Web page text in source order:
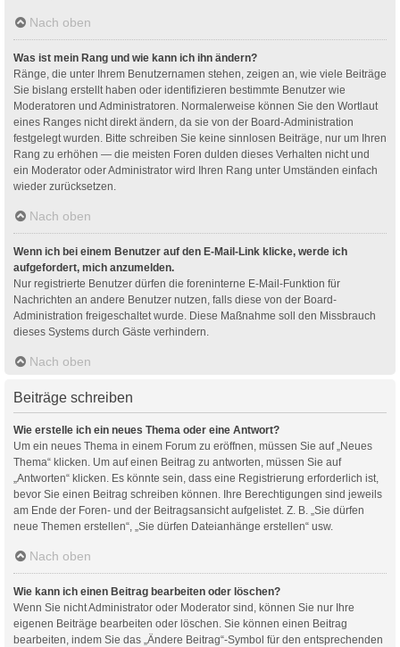
Nach oben
Was ist mein Rang und wie kann ich ihn ändern?
Ränge, die unter Ihrem Benutzernamen stehen, zeigen an, wie viele Beiträge
Sie bislang erstellt haben oder identifizieren bestimmte Benutzer wie
Moderatoren und Administratoren. Normalerweise können Sie den Wortlaut
eines Ranges nicht direkt ändern, da sie von der Board-Administration
festgelegt wurden. Bitte schreiben Sie keine sinnlosen Beiträge, nur um Ihren
Rang zu erhöhen — die meisten Foren dulden dieses Verhalten nicht und
ein Moderator oder Administrator wird Ihren Rang unter Umständen einfach
wieder zurücksetzen.
Nach oben
Wenn ich bei einem Benutzer auf den E-Mail-Link klicke, werde ich
aufgefordert, mich anzumelden.
Nur registrierte Benutzer dürfen die foreninterne E-Mail-Funktion für
Nachrichten an andere Benutzer nutzen, falls diese von der Board-
Administration freigeschaltet wurde. Diese Maßnahme soll den Missbrauch
dieses Systems durch Gäste verhindern.
Nach oben
Beiträge schreiben
Wie erstelle ich ein neues Thema oder eine Antwort?
Um ein neues Thema in einem Forum zu eröffnen, müssen Sie auf „Neues
Thema“ klicken. Um auf einen Beitrag zu antworten, müssen Sie auf
„Antworten“ klicken. Es könnte sein, dass eine Registrierung erforderlich ist,
bevor Sie einen Beitrag schreiben können. Ihre Berechtigungen sind jeweils
am Ende der Foren- und der Beitragsansicht aufgelistet. Z. B. „Sie dürfen
neue Themen erstellen“, „Sie dürfen Dateianhänge erstellen“ usw.
Nach oben
Wie kann ich einen Beitrag bearbeiten oder löschen?
Wenn Sie nicht Administrator oder Moderator sind, können Sie nur Ihre
eigenen Beiträge bearbeiten oder löschen. Sie können einen Beitrag
bearbeiten, indem Sie das „Ändere Beitrag“-Symbol für den entsprechenden